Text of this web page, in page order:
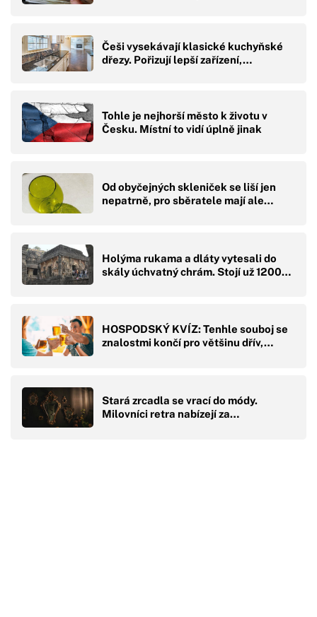
Češi vysekávají klasické kuchyňské
dřezy. Pořizují lepší zařízení,…
Tohle je nejhorší město k životu v
Česku. Místní to vidí úplně jinak
Od obyčejných skleniček se liší jen
nepatrně, pro sběratele mají ale…
Holýma rukama a dláty vytesali do
skály úchvatný chrám. Stojí už 1200…
HOSPODSKÝ KVÍZ: Tenhle souboj se
znalostmi končí pro většinu dřív,…
Stará zrcadla se vrací do módy.
Milovníci retra nabízejí za…